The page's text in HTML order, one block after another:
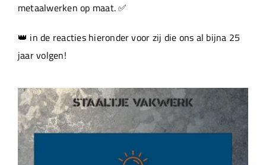
metaalwerken op maat. ✅
👑 in de reacties hieronder voor zij die ons al bijna 25
jaar volgen!